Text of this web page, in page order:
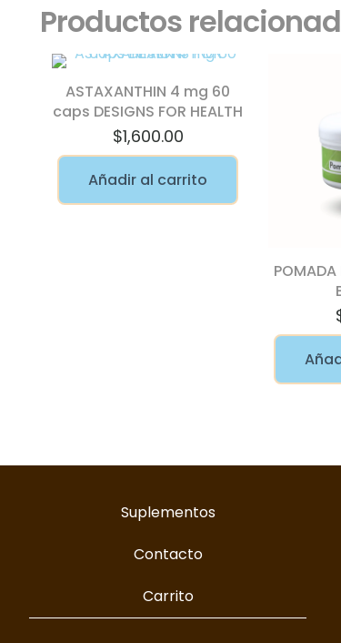
Productos
ASTAXANTHIN 4 mg 60
caps DESIGNS FOR HEALTH
$1,600.00
Añadir al carrito
POMADA
Suplementos
Contacto
Carrito